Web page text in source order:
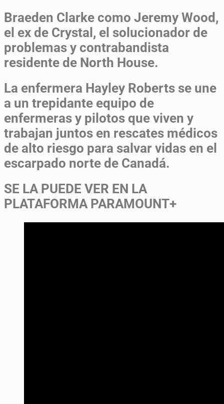
Braeden Clarke como Jeremy Wood,
el ex de Crystal, el solucionador de
problemas y contrabandista
residente de North House.
La enfermera Hayley Roberts se une
a un trepidante equipo de
enfermeras y pilotos que viven y
trabajan juntos en rescates médicos
de alto riesgo para salvar vidas en el
escarpado norte de Canadá.
SE LA PUEDE VER EN LA
PLATAFORMA PARAMOUNT+